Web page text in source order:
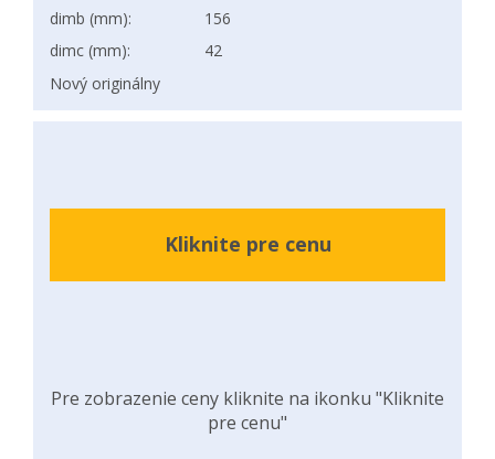
dimb (mm):
156
dimc (mm):
42
Nový originálny
Kliknite pre cenu
Pre zobrazenie ceny kliknite na ikonku "Kliknite
pre cenu"